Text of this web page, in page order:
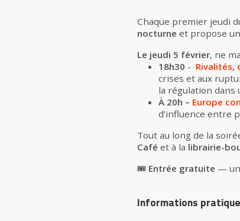
Chaque premier jeudi
nocturne et propose
Le jeudi 5 février, ne
18h30 - Rivalités,
crises et aux
la régulation dans
À 20h – Europe
d’influence entre
Tout au long de la
Café et à la librairie-
🎟️ Entrée gratuite —
Informations